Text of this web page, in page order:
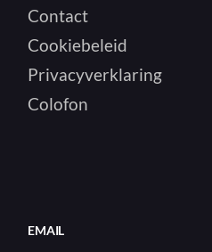
Contact
Cookiebeleid
Privacyverklaring
Colofon
EMAIL